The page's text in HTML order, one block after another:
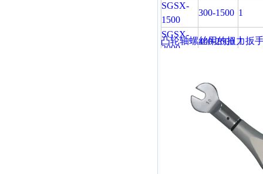
SGSX-
1500
300-1500 1
SGSX-
2000
400-2000 1
凸轮轴螺丝用的扭力扳